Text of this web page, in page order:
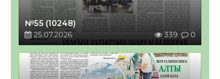
№55 (10248)
25.07.2026
339 0